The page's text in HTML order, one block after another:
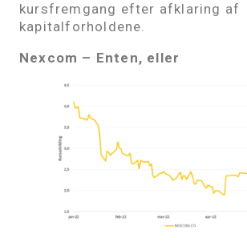
kursfremgang efter afklaring af
kapitalforholdene.
Nexcom – Enten, eller